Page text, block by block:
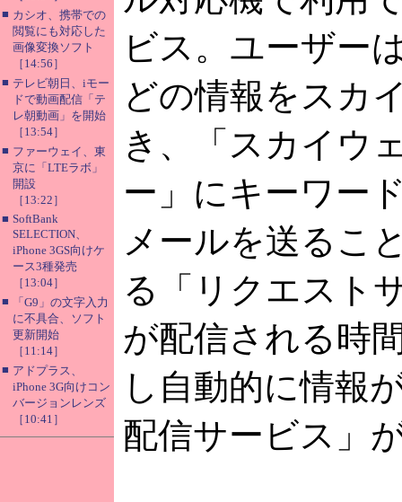
■ カシオ、携帯での
閲覧にも対応した
画像変換ソフト
［14:56］
■ テレビ朝日、iモー
ドで動画配信「テ
レ朝動画」を開始
［13:54］
■ ファーウェイ、東
京に「LTEラボ」
開設
［13:22］
■ SoftBank
SELECTION、
iPhone 3GS向けケ
ース3種発売
［13:04］
■
「G9」の文字入力
に不具合、ソフト
更新開始
［11:14］
■ アドプラス、
iPhone 3G向けコン
バージョンレンズ
［10:41］
ビス。ユーザー
どの情報をスカ
き、「スカイウ
ー」にキーワー
メールを送るこ
る「リクエスト
が配信される時
し自動的に情報
配信サービス」